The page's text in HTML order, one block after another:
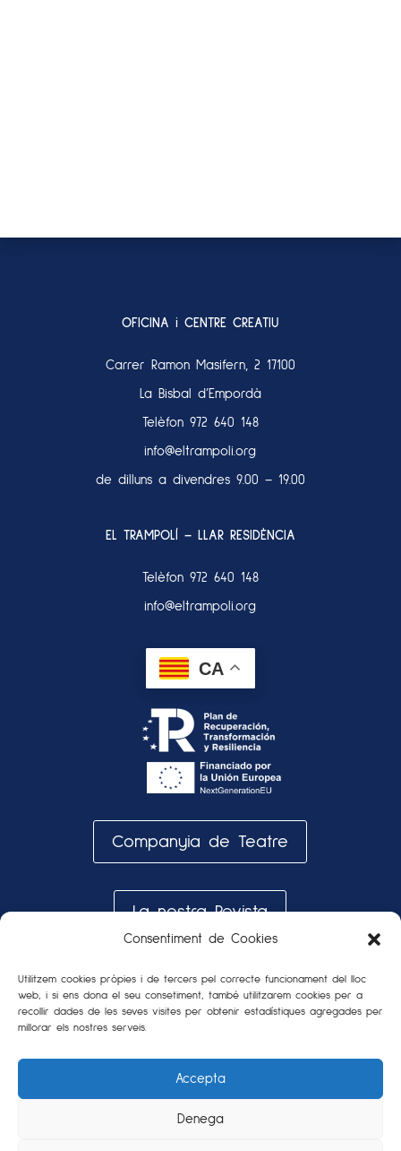
Consentiment de Cookies
Utilitzem cookies pròpies i de tercers pel correcte funcionament del lloc
web, i si ens dona el seu consetiment, també utilitzarem cookies per a
recollir dades de les seves visites per obtenir estadístiques agregades per
millorar els nostres serveis.
Accepta
Denega
OFICINA i CENTRE CREATIU
Carrer Ramon Masifern, 2 17100
La Bisbal d’Empordà
Telèfon 972 640 148
info@eltrampoli.org
de dilluns a divendres 9.00 – 19.00
EL TRAMPOLÍ – LLAR RESIDÈNCIA
Telèfon 972 640 148
info@eltrampoli.org
CA
Companyia de Teatre
La nostra Revista
Galeria de fotos